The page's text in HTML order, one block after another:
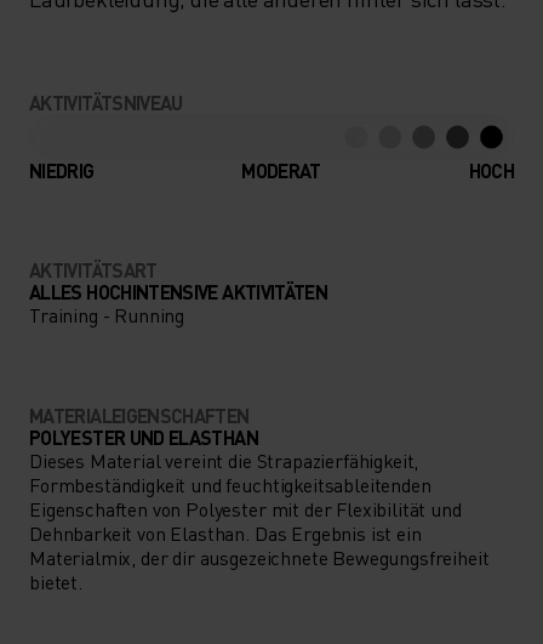
AKTIVITÄTSNIVEAU
NIEDRIG MODERAT HOCH
AKTIVITÄTSART
ALLES HOCHINTENSIVE AKTIVITÄTEN
Training - Running
MATERIALEIGENSCHAFTEN
POLYESTER UND ELASTHAN
Dieses Material vereint die Strapazierfähigkeit,
Formbeständigkeit und feuchtigkeitsableitenden
Eigenschaften von Polyester mit der Flexibilität und
Dehnbarkeit von Elasthan. Das Ergebnis ist ein
Materialmix, der dir ausgezeichnete Bewegungsfreiheit
bietet.